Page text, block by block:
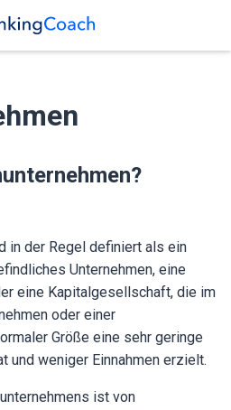
in der Regel definiert als ein
Unternehmen, eine
eine Kapitalgesellschaft, die im
oder einer
Größe eine sehr geringe
und weniger Einnahmen erzielt.
ist von